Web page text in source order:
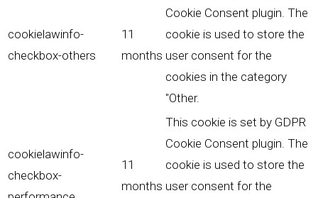
cookielawinfo-
checkbox-others
11
months
Cookie Consent plugin. The
cookie is used to store the
user consent for the
cookies in the category
"Other.
cookielawinfo-
checkbox-
11
months
This cookie is set by GDPR
Cookie Consent plugin. The
cookie is used to store the
user consent for the